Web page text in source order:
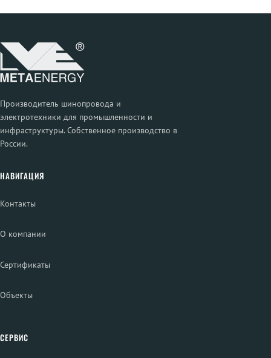
Производитель шинопровода и
электротехники для промышленности и
инфраструктуры. Собственное производство в
России.
НАВИГАЦИЯ
Контакты
О компании
Сертификаты
Объекты
СЕРВИС